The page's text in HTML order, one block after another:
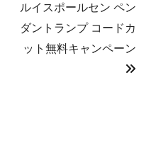
ルイスポールセン ペン
ダントランプ コードカ
ット無料キャンペーン